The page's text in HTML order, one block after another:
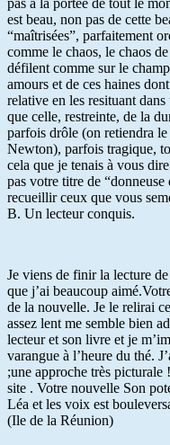
pas à la portée de tout le
est beau, non pas de cette
“maîtrisées”, parfaitement
comme le chaos, le chaos
défilent comme sur le
amours et de ces haines
relative en les resituant
que celle, restreinte, de la
parfois drôle (on retiendra le
Newton), parfois tragique,
cela que je tenais à vous
pas votre titre de “donneuse
recueillir ceux que vous
B. Un lecteur conquis.
Je viens de finir la lecture
que j’ai beaucoup
de la nouvelle. Je le relirai
assez lent me semble bien
lecteur et son livre et je
varangue à l’heure du thé.
;une approche très picturale
site . Votre nouvelle Son
Léa et les voix est
(Ile de la Réunion)